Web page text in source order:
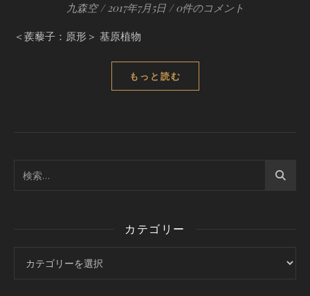
九森空 / 2017年7月5日 / 0件のコメント
＜蒺藜子：原形＞ 基原植物
もっと読む
カテゴリー